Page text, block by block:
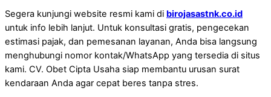
Segera kunjungi website resmi kami di birojasastnk.co.id
untuk info lebih lanjut. Untuk konsultasi gratis, pengecekan
estimasi pajak, dan pemesanan layanan, Anda bisa langsung
menghubungi nomor kontak/WhatsApp yang tersedia di situs
kami. CV. Obet Cipta Usaha siap membantu urusan surat
kendaraan Anda agar cepat beres tanpa stres.